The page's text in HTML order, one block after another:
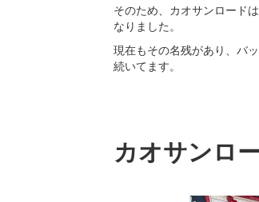
そのため、カオサンロード
なりました。
現在もその名残があり、バ
続いてます。
カオサンロ